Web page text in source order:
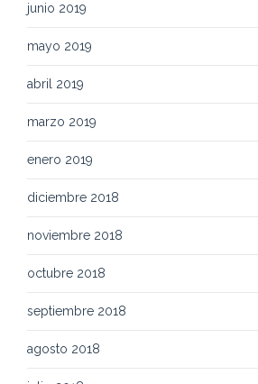
junio 2019
mayo 2019
abril 2019
marzo 2019
enero 2019
diciembre 2018
noviembre 2018
octubre 2018
septiembre 2018
agosto 2018